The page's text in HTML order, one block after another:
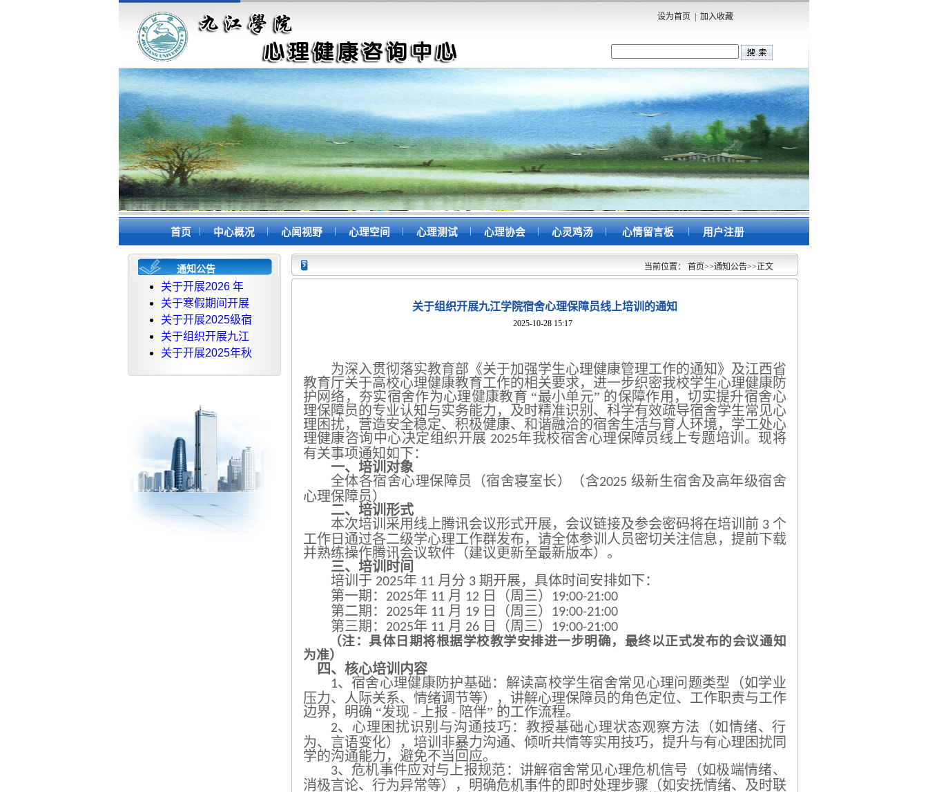
设为首页 加入收藏
首页 | 中心概况 | 心闻视野 | 心理空间 | 心理测试 | 心理协会 | 心灵鸡汤 | 心情留言板 | 用户注册
通知公告
关于开展2026 年
关于寒假期间开展
关于开展2025级宿
关于组织开展九江
关于开展2025年秋
当前位置： 首页>>通知公告>>正文
关于组织开展九江学院宿舍心理保障员线上培训的通知
2025-10-28 15:17
为深入贯彻落实教育部《关于加强学生心理健康管理工作的通知》及江西省
教育厅关于高校心理健康教育工作的相关要求，进一步织密我校学生心理健康防
护网络，夯实宿舍作为心理健康教育 “最小单元” 的保障作用，切实提升宿舍心
理保障员的专业认知与实务能力，及时精准识别、科学有效疏导宿舍学生常见心
理困扰，营造安全稳定、积极健康、和谐融洽的宿舍生活与育人环境，学工处心
理健康咨询中心决定组织开展 2025年我校宿舍心理保障员线上专题培训。现将
有关事项通知如下：
一、培训对象
全体各宿舍心理保障员 （宿舍寝室长） （含2025 级新生宿舍及高年级宿舍
心理保障员）
二、培训形式
本次培训采用线上腾讯会议形式开展，会议链接及参会密码将在培训前 3 个
工作日通过各二级学心理工作群发布，请全体参训人员密切关注信息，提前下载
并熟练操作腾讯会议软件（建议更新至最新版本）。
三、培训时间
培训于 2025年 11 月分 3 期开展，具体时间安排如下：
第一期：
2025年 11 月 12 日（周三） 19:00-21:00
第二期： 2025年 11 月 19 日（周三） 19:00-21:00
第三期： 2025年 11 月 26 日（周三） 19:00-21:00
（注：具体日期将根据学校教学安排进一步明确，最终以正式发布的会议通知
为准）
四、 核心培训内容
1、宿舍心理健康防护基础：解读高校学生宿舍常见心理问题类型（如学业
压力、人际关系、情绪调节等），讲解心理保障员的角色定位、工作职责与工作
边界，明确 “发现 - 上报 - 陪伴” 的工作流程。
2、心理困扰识别与沟通技巧：教授基础心理状态观察方法（如情绪、行
为、言语变化），培训非暴力沟通、倾听共情等实用技巧，提升与有心理困扰同
学的沟通能力，避免不当回应。
3、危机事件应对与上报规范：讲解宿舍常见心理危机信号（如极端情绪、
消极言论、行为异常等），明确危机事件的即时处理步骤（如安抚情绪、及时联